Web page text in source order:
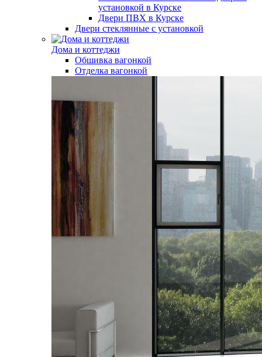
установкой в Курске
Двери ПВХ в Курске
Двери стеклянные с установкой
Дома и коттеджи
Обшивка вагонкой
Отделка вагонкой